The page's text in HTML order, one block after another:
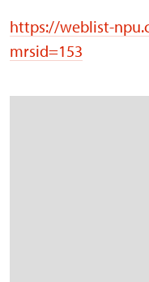
https://weblist-
mrsid=153